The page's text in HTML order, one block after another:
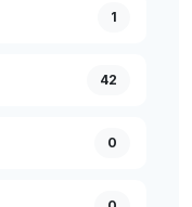
1
42
0